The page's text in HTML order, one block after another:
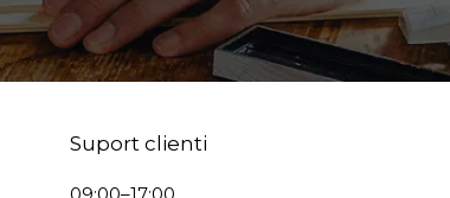
Suport clienti